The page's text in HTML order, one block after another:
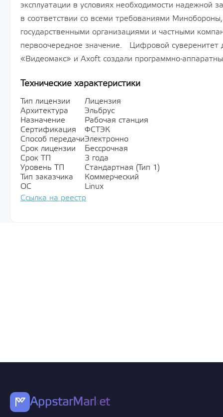
эксплуатации в условиях необходимости
в соответствии со всеми требованиями
государственными организациями и частными
первоочередное значение. Цифровой суверенитет
«Видеомакс» и Axoft создали программно-
Технические характеристики
Тип лицензии
Лицензия
Архитектура
Эльбрус
Назначение
Рабочая станция
Сертификация
ФСТЭК
Способ передачиЭлектронно
Срок лицензии
Бессрочная
Срок ТП
3 года
Уровень ТП
Стандартная (Тип 1)
Тип заказчика
Коммерческий
ОС
Linux
Ссылка на реестр
AppstarMarket